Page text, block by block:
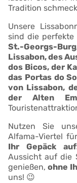
Tradition
Unsere
sind die perfekte
St.-Georgs-
Lissabon, des
dos Bicos, der
das Portas do
von Lissabon,
der Alten
Nutzen Sie
Alfama-Viertel
Ihr Gepäck
Aussicht auf die
genießen,ohne
uns! 😉